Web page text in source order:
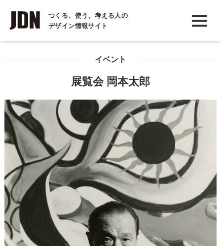
つくる、使う、考える人の
デザイン情報サイト
INTERVIEW
インタビュー
イベント
展覧会 岡本太郎